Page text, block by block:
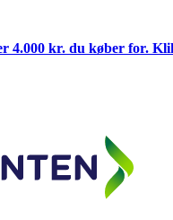
4.000 kr. du køber for.